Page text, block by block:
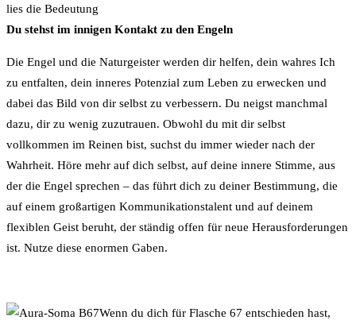
lies die Bedeutung
Du stehst im innigen Kontakt zu den Engeln
Die Engel und die Naturgeister werden dir helfen, dein wahres Ich
zu entfalten, dein inneres Potenzial zum Leben zu erwecken und
dabei das Bild von dir selbst zu verbessern. Du neigst manchmal
dazu, dir zu wenig zuzutrauen. Obwohl du mit dir selbst
vollkommen im Reinen bist, suchst du immer wieder nach der
Wahrheit. Höre mehr auf dich selbst, auf deine innere Stimme, aus
der die Engel sprechen – das führt dich zu deiner Bestimmung, die
auf einem großartigen Kommunikationstalent und auf deinem
flexiblen Geist beruht, der ständig offen für neue Herausforderungen
ist. Nutze diese enormen Gaben.
Wenn du dich für Flasche 67 entschieden hast,